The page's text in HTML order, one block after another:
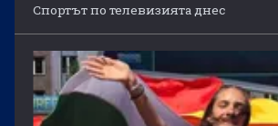
Спортът по телевизията днес